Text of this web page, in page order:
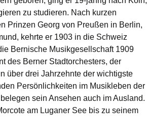
zu studieren. Nach kurzen
Prinzen Georg von Preußen in Berlin,
kehrte er 1903 in die Schweiz
Bernische Musikgesellschaft 1909
des Berner Stadtorchesters, der
über drei Jahrzehnte der wichtigste
Persönlichkeiten im Musikleben der
sein Ansehen auch im Ausland.
am Luganer See bis zu seinem